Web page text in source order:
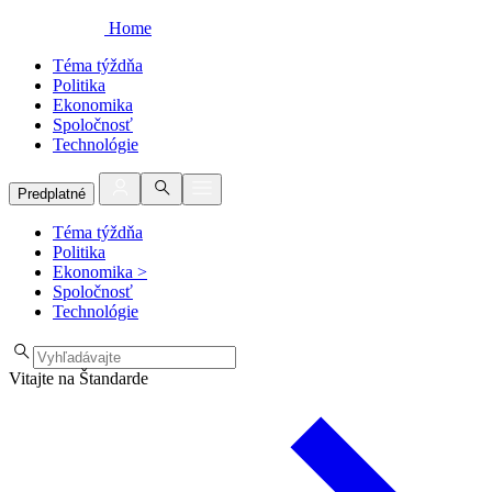
Home
Téma týždňa
Politika
Ekonomika
Spoločnosť
Technológie
Predplatné
Téma týždňa
Politika
Ekonomika >
Spoločnosť
Technológie
Vitajte na Štandarde